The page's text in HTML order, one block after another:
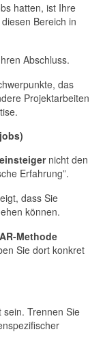
hatten, ist Ihre
Bereich in
Abschluss.
das
Projektarbeiten
nicht den
Erfahrung”.
dass Sie
können.
Methode
Sie dort konkret
Trennen Sie